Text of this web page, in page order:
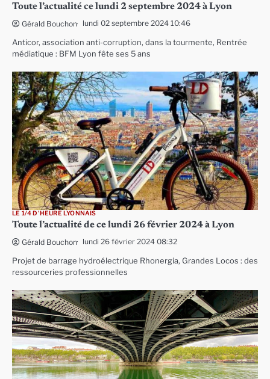
Toute l’actualité ce lundi 2 septembre 2024 à Lyon
Gérald Bouchon lundi 02 septembre 2024 10:46
Anticor, association anti-corruption, dans la tourmente, Rentrée
médiatique : BFM Lyon fête ses 5 ans
LE 1/4 D'HEURE LYONNAIS
Toute l’actualité de ce lundi 26 février 2024 à Lyon
Gérald Bouchon lundi 26 février 2024 08:32
Projet de barrage hydroélectrique Rhonergia, Grandes Locos : des
ressourceries professionnelles